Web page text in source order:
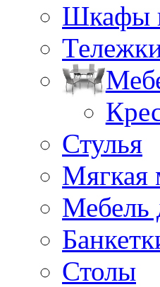
Шкафы
Стулья
Мягкая
Мебель
Столы